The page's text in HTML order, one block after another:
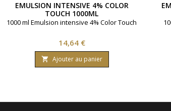
EMULSION INTENSIVE 4% COLOR
TOUCH 1000ML
1000 ml Emulsion intensive 4% Color Touch
Prix
14,64 €
 Ajouter au panier